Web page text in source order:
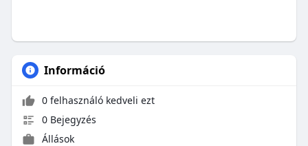
Információ
0 felhasználó kedveli ezt
0 Bejegyzés
Állások